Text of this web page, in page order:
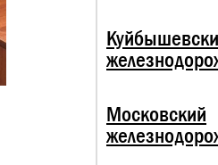
Московский